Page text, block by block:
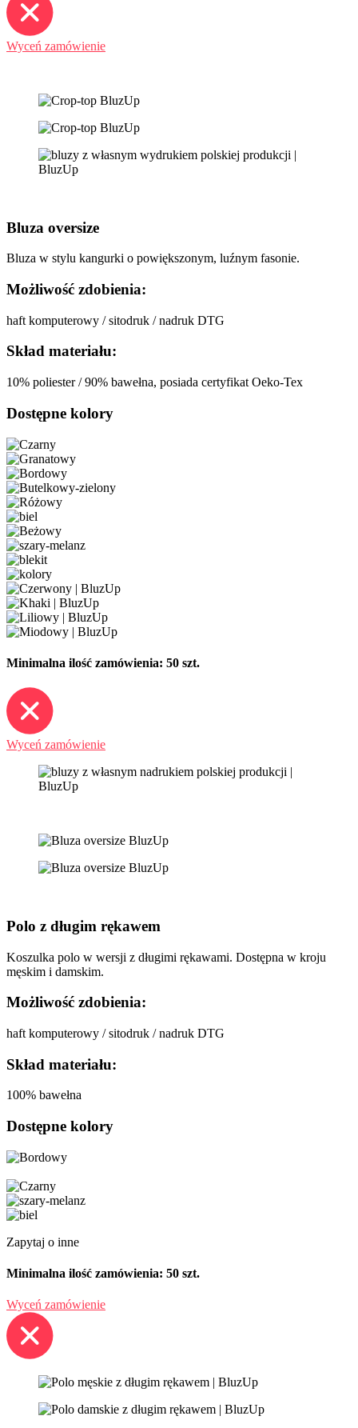
Wyceń zamówienie
Bluza oversize
Bluza w stylu kangurki o powiększonym, luźnym fasonie.
Możliwość zdobienia:
haft komputerowy / sitodruk / nadruk DTG
Skład materiału:
10% poliester / 90% bawełna, posiada certyfikat Oeko-Tex
Dostępne kolory
Minimalna ilość zamówienia: 50 szt.
Wyceń zamówienie
Polo z długim rękawem
Koszulka polo w wersji z długimi rękawami. Dostępna w kroju
męskim i damskim.
Możliwość zdobienia:
haft komputerowy / sitodruk / nadruk DTG
Skład materiału:
100% bawełna
Dostępne kolory
Zapytaj o inne
Minimalna ilość zamówienia: 50 szt.
Wyceń zamówienie